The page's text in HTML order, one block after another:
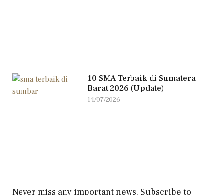
10 SMA Terbaik di Sumatera
Barat 2026 (Update)
14/07/2026
Never miss any important news. Subscribe to